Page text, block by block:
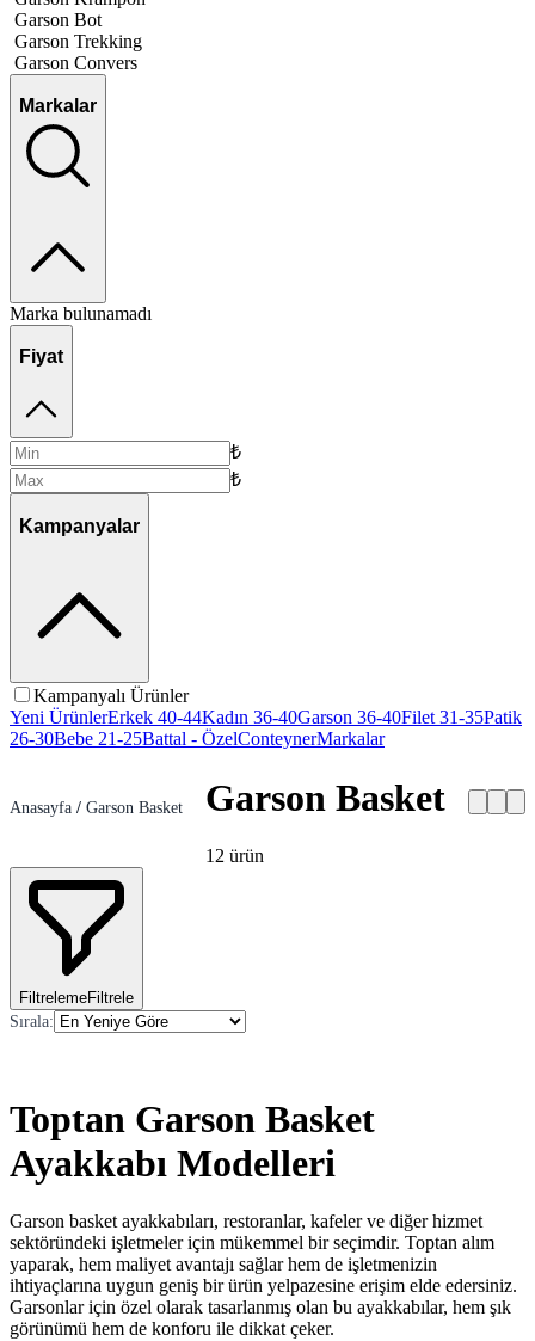
Garson Bot
Garson Trekking
Garson Convers
Markalar
Marka bulunamadı
Fiyat
₺
₺
Kampanyalar
Kampanyalı Ürünler
Yeni ÜrünlerErkek 40-44Kadın 36-40Garson 36-40Filet 31-35Patik
26-30Bebe 21-25Battal - ÖzelConteynerMarkalar
Anasayfa / Garson Basket Garson Basket
12 ürün
FiltrelemeFiltrele
Sırala:
Toptan Garson Basket
Ayakkabı Modelleri
Garson basket ayakkabıları, restoranlar, kafeler ve diğer hizmet
sektöründeki işletmeler için mükemmel bir seçimdir. Toptan alım
yaparak, hem maliyet avantajı sağlar hem de işletmenizin
ihtiyaçlarına uygun geniş bir ürün yelpazesine erişim elde edersiniz.
Garsonlar için özel olarak tasarlanmış olan bu ayakkabılar, hem şık
görünümü hem de konforu ile dikkat çeker.